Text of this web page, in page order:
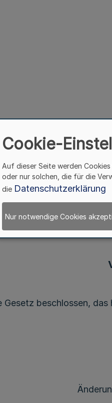
Änderung
beschlossen,
Cookie-
Auf dieser Seite werden
oder nur solchen, die für die
die Datenschutzerklärung
Nur notwendige Cookies